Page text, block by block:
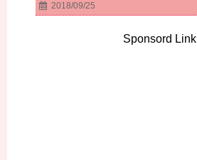
2018/09/25
Sponsord Link